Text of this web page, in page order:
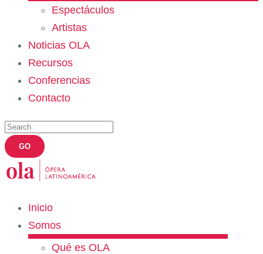
Espectáculos
Artistas
Noticias OLA
Recursos
Conferencias
Contacto
Inicio
Somos
Qué es OLA